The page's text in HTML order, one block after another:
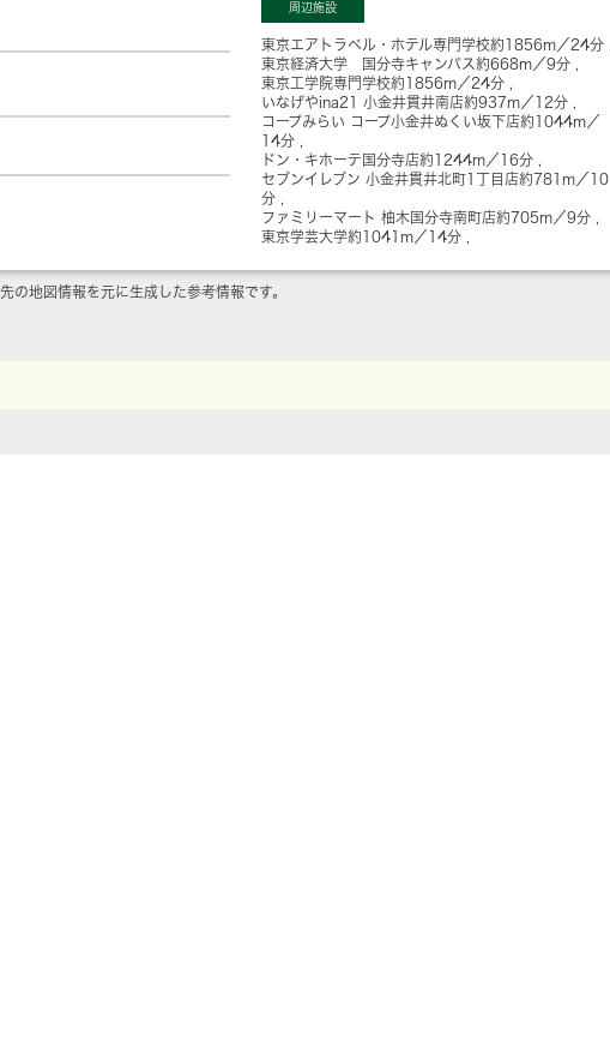
周辺施設
東京エアトラベル・ホテル専門学校約1856m／24分
東京経済大学 国分寺キャンパス約668m／9分
東京工学院専門学校約1856m／24分
いなげやina21 小金井貫井南店約937m／12分
コープみらい コープ小金井ぬくい坂下店約1044m／
14分
ドン・キホーテ国分寺店約1244m／16分
セブンイレブン 小金井貫井北町1丁目店約781m／10
分
ファミリーマート 柚木国分寺南町店約705m／9分
東京学芸大学約1041m／14分
地図情報を元に生成した参考情報です。